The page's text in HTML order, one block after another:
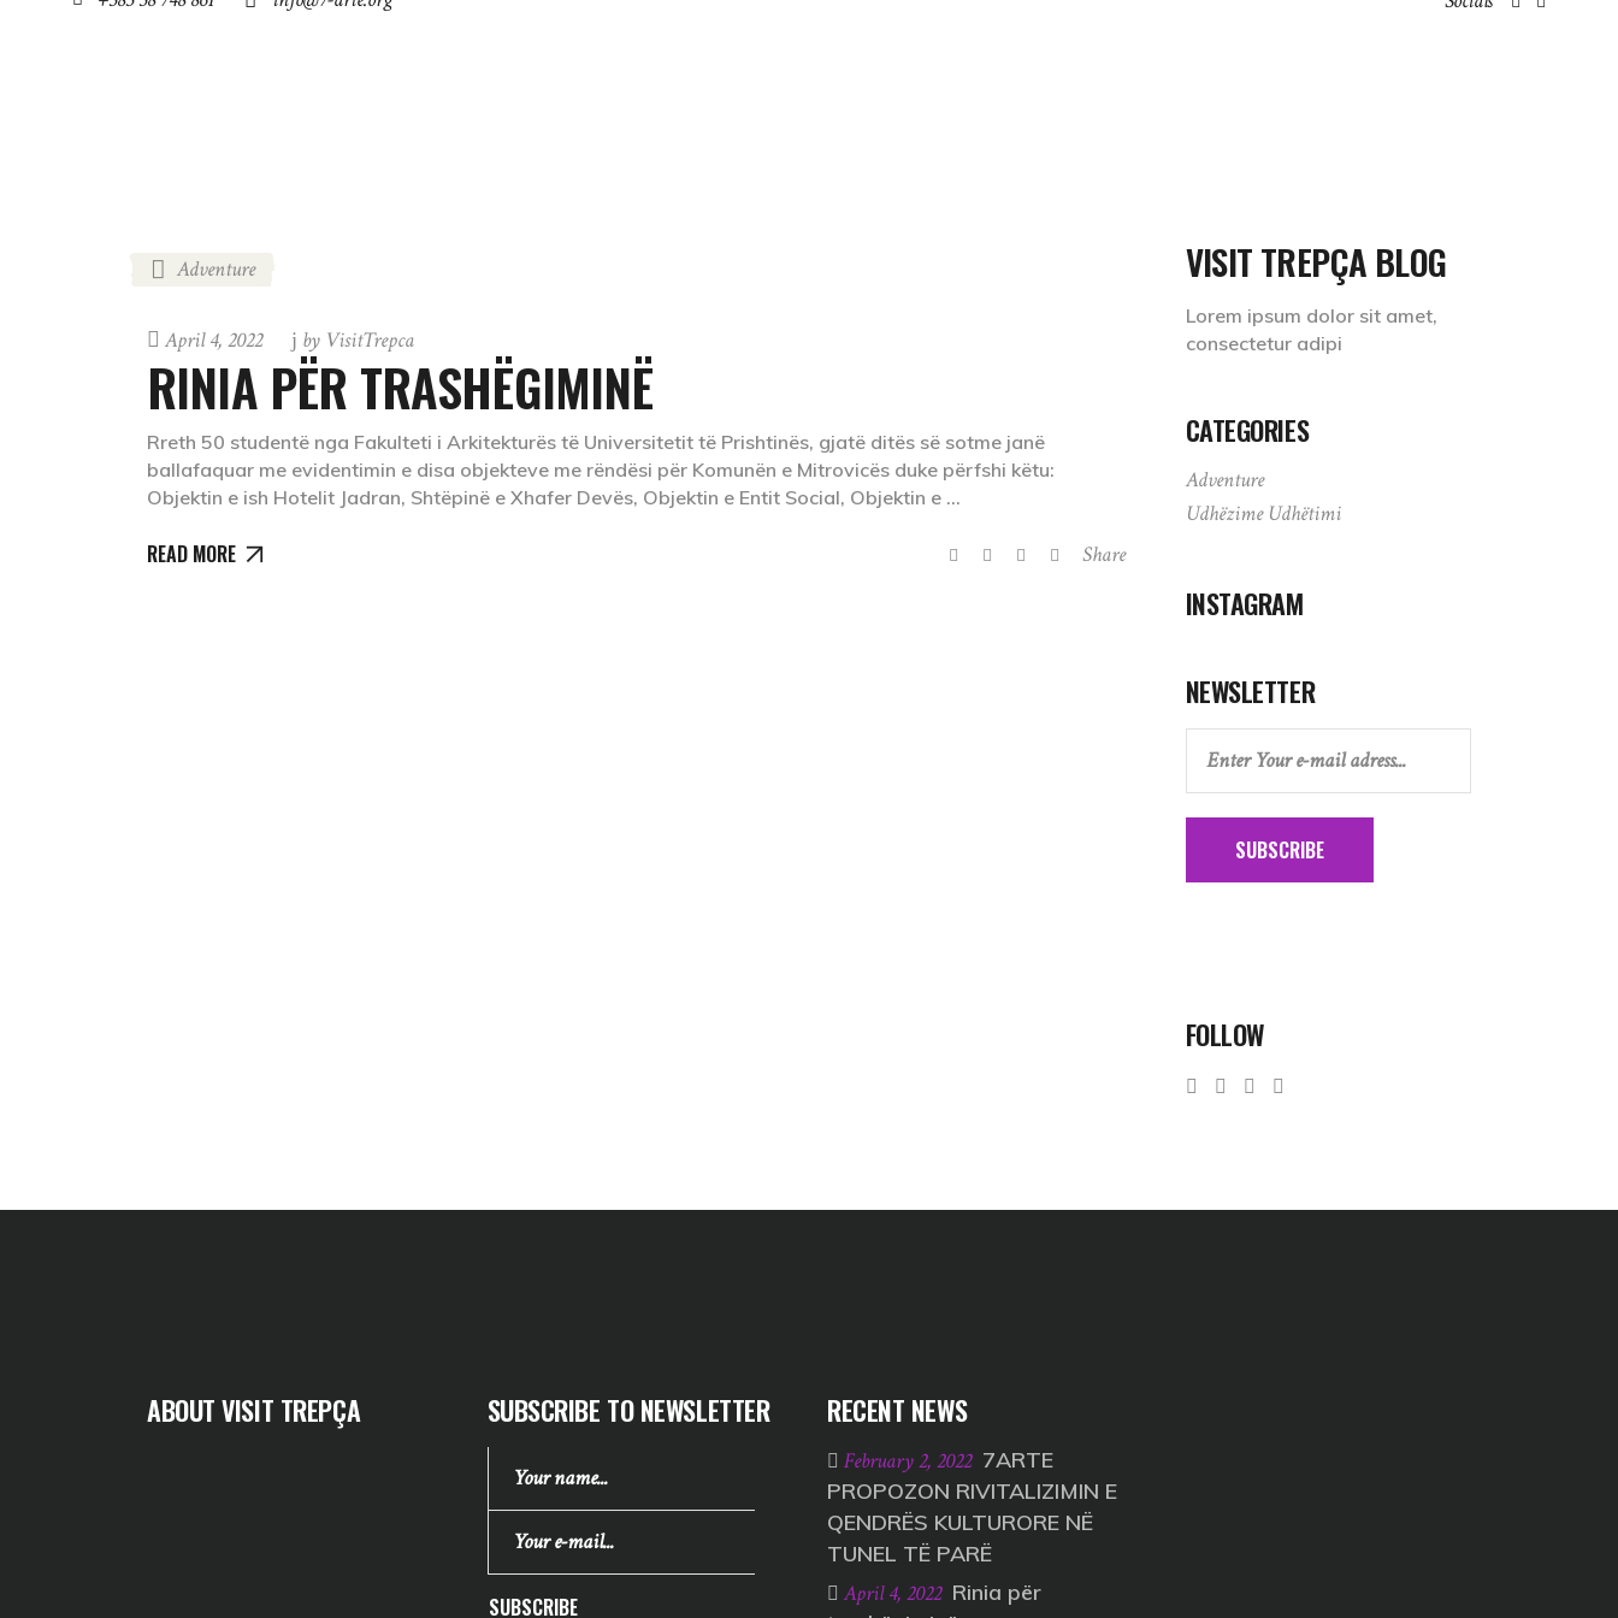
Adventure
April 4, 2022 by VisitTrepca
RINIA PËR TRASHËGIMINË
Rreth 50 studentë nga Fakulteti i Arkitekturës të Universitetit të Prishtinës, gjatë ditës së sotme janë
ballafaquar me evidentimin e disa objekteve me rëndësi për Komunën e Mitrovicës duke përfshi këtu:
Objektin e ish Hotelit Jadran, Shtëpinë e Xhafer Devës, Objektin e Entit Social, Objektin e
READ MORE Share
VISIT TREPÇA BLOG
Lorem ipsum dolor sit amet,
consectetur adipi
CATEGORIES
Adventure
Udhëzime Udhëtimi
INSTAGRAM
NEWSLETTER
SUBSCRIBE
FOLLOW
ABOUT VISIT TREPÇA SUBSCRIBE TO NEWSLETTER
SUBSCRIBE
RECENT NEWS
February 2, 2022 7ARTE
PROPOZON RIVITALIZIMIN E
QENDRËS KULTURORE NË
TUNEL TË PARË
April 4, 2022 Rinia për